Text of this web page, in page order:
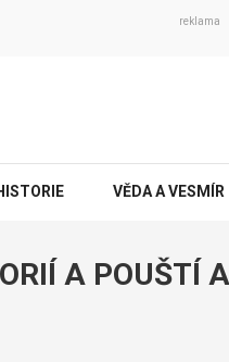
reklama
VĚDA A VESMÍR
A POUŠTÍ